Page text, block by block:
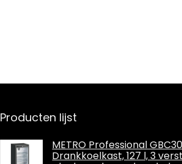
Producten lijst
METRO Professional
Drankkoelkast, 127 l, 3